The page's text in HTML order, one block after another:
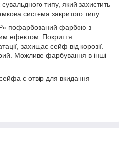
типу, який захистить
система закритого типу.
пофарбований фарбою з
ефектом. Покриття
захищає сейф від корозії.
Можливе фарбування в інші
є отвір для вкидання